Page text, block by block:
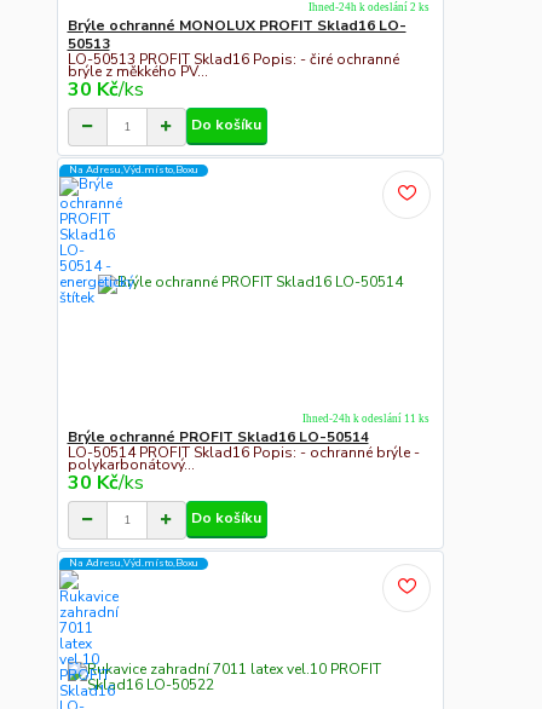
Brýle ochranné MONOLUX PROFIT Sklad16 LO-
50513
LO-50513 PROFIT Sklad16 Popis: - čiré ochranné
brýle z měkkého PV...
30 Kč/ks
Ihned-24h k odeslání 2 ks
Do košíku
Na Adresu,Výd.místo,Boxu
Brýle ochranné PROFIT Sklad16 LO-50514
LO-50514 PROFIT Sklad16 Popis: - ochranné brýle -
polykarbonátový...
30 Kč/ks
Ihned-24h k odeslání 11 ks
Do košíku
Na Adresu,Výd.místo,Boxu